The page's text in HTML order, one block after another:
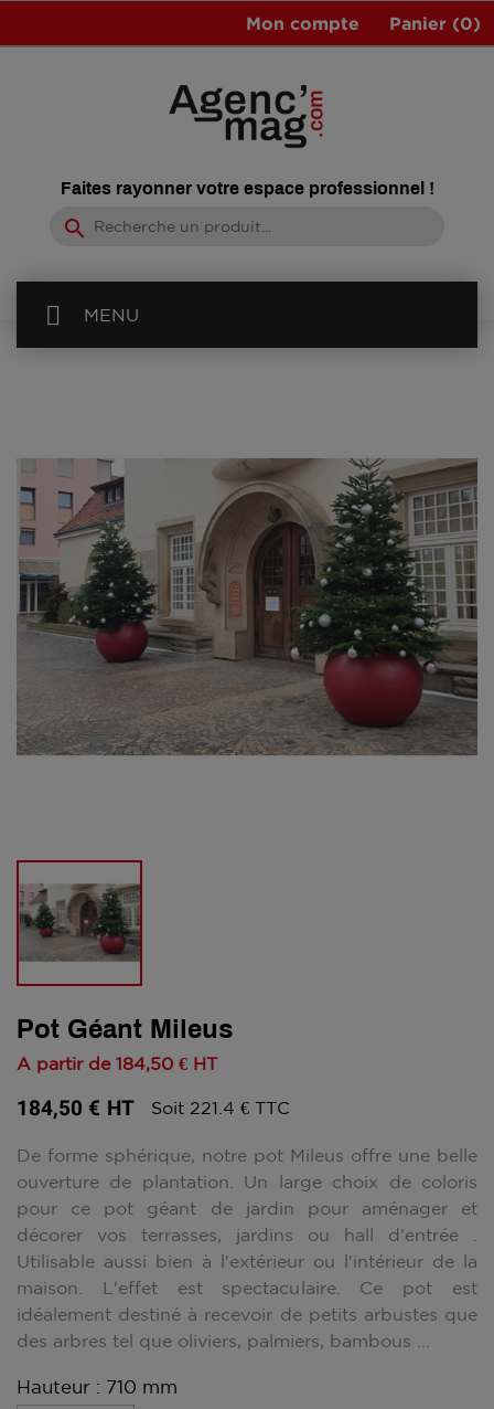
Panier (0)
Mon compte
Faites rayonner votre espace professionnel !
search
MENU
Pot Géant Mileus
A partir de 184,50 € HT
184,50 € HT Soit 221.4 € TTC
De forme sphérique, notre pot Mileus offre une belle
ouverture de plantation. Un large choix de coloris
pour ce pot géant de jardin pour aménager et
décorer vos terrasses, jardins ou hall d'entrée .
Utilisable aussi bien à l'extérieur ou l'intérieur de la
maison. L'effet est spectaculaire. Ce pot est
idéalement destiné à recevoir de petits arbustes que
des arbres tel que oliviers, palmiers, bambous ...
Hauteur : 710 mm